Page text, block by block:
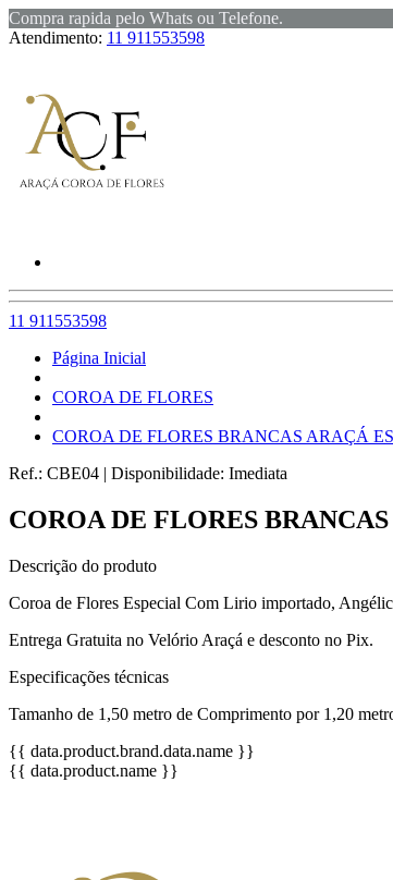
Compra rapida pelo Whats ou Telefone.
Atendimento: 11 911553598
11 911553598
Página Inicial
COROA DE FLORES
COROA DE FLORES BRANCAS ARAÇÁ
Ref.: CBE04 | Disponibilidade: Imediata
COROA DE FLORES
Descrição do produto
Coroa de Flores Especial Com Lirio importado,
Entrega Gratuita no Velório Araçá e desconto no Pix.
Especificações técnicas
Tamanho de 1,50 metro de Comprimento por 1,20
{{ data.product.brand.data.name }}
{{ data.product.name }}